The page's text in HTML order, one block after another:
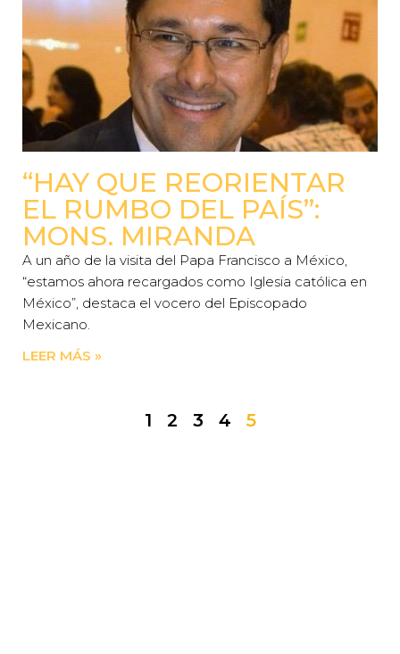
“HAY QUE REORIENTAR
EL RUMBO DEL PAÍS”:
MONS. MIRANDA
A un año de la visita del Papa Francisco a México,
“estamos ahora recargados como Iglesia católica en
México”, destaca el vocero del Episcopado
Mexicano.
LEER MÁS »
1 2 3 4 5